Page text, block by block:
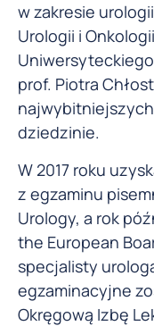
w zakresie
Urologii i
prof. Piotra
dziedzinie.
W 2017 roku
z egzaminu
Urology, a rok
the European
specjalisty
egzaminacyjne
Okręgową Izbę